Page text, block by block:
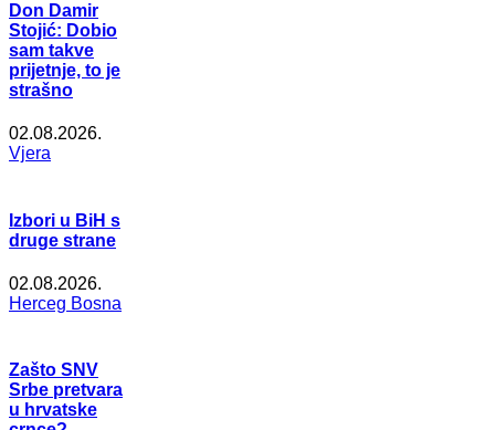
Don Damir
Stojić: Dobio
sam takve
prijetnje, to je
strašno
02.08.2026.
Vjera
Izbori u BiH s
druge strane
02.08.2026.
Herceg Bosna
Zašto SNV
Srbe pretvara
u hrvatske